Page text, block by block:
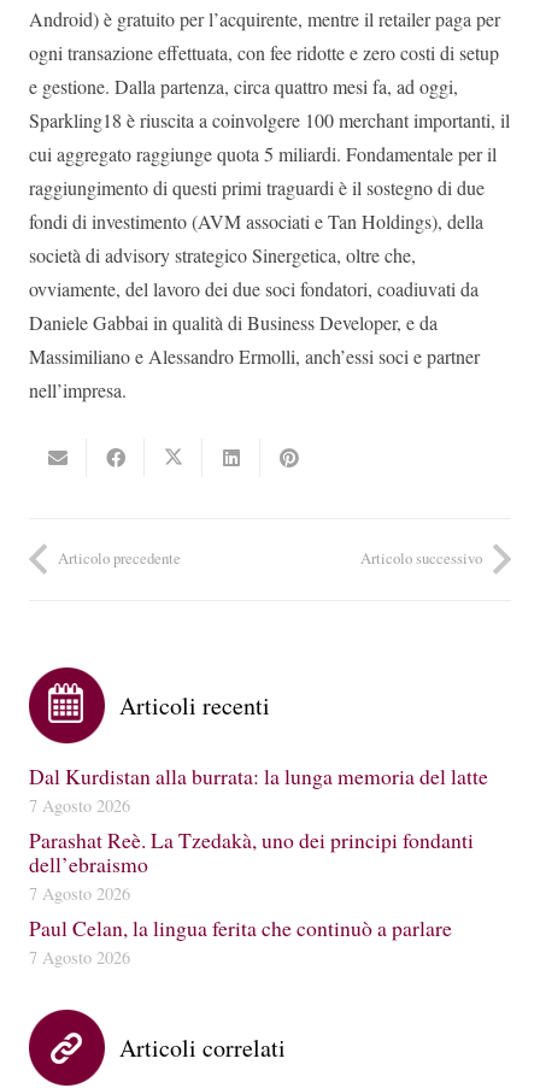
Android) è gratuito per l’acquirente, mentre il retailer paga per
ogni transazione effettuata, con fee ridotte e zero costi di setup
e gestione. Dalla partenza, circa quattro mesi fa, ad oggi,
Sparkling18 è riuscita a coinvolgere 100 merchant importanti, il
cui aggregato raggiunge quota 5 miliardi. Fondamentale per il
raggiungimento di questi primi traguardi è il sostegno di due
fondi di investimento (AVM associati e Tan Holdings), della
società di advisory strategico Sinergetica, oltre che,
ovviamente, del lavoro dei due soci fondatori, coadiuvati da
Daniele Gabbai in qualità di Business Developer, e da
Massimiliano e Alessandro Ermolli, anch’essi soci e partner
nell’impresa.
Articolo precedente Articolo successivo
Articoli recenti
Dal Kurdistan alla burrata: la lunga memoria del latte
7 Agosto 2026
Parashat Reè. La Tzedakà, uno dei principi fondanti
dell’ebraismo
7 Agosto 2026
Paul Celan, la lingua ferita che continuò a parlare
7 Agosto 2026
Articoli correlati